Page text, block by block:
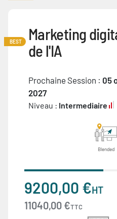
BEST
Marketing
de l'IA
Prochaine Session : 05
2027
Niveau : Intermediaire
Blended
9200,00 €HT
11040,00 €TTC